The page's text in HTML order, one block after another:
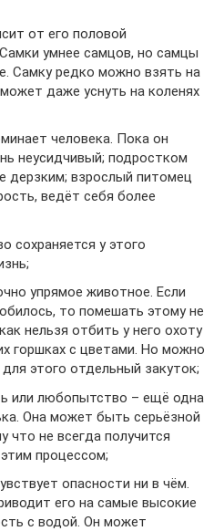
от его половой
умнее самцов, но самцы
Самку редко можно взять на
даже уснуть на коленях
человека. Пока он
неусидчивый; подростком
дерзким; взрослый питомец
ведёт себя более
сохраняется у этого
упрямое животное. Если
то помешать этому не
нельзя отбить у него охоту
горшках с цветами. Но можно
этого отдельный закуток;
или любопытство – ещё одна
Она может быть серьёзной
что не всегда получится
процессом;
опасности ни в чём.
его на самые высокие
с водой. Он может